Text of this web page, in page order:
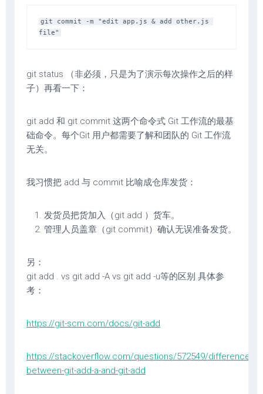
git commit -m "edit app.js & add other.js
git status （非必须，只是为了演示每次操作之后的样
子）再看一下：
git add 和 git commit 这两个命令式 Git 工作流的最基
础命令。每个Git 用户都需要了解和团队的 Git 工作流
无关。
我习惯把 add 与 commit 比喻成仓库发货：
发货员把货加入（git add ）货车。
管理人员盖章（git commit）确认无误准备发货。
另：
git add . vs git add -A vs git add -u等的区别 具体参
考：
https://git-scm.com/docs/git-add
https://stackoverflow.com/questions/572549/difference-
between-git-add-a-and-git-add